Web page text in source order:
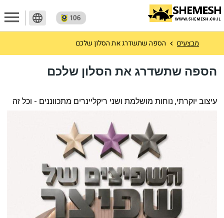
language
menu
מבצעים הספה שתשדרג את הסלון שלכם
הספה שתשדרג את הסלון שלכם